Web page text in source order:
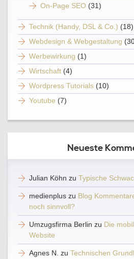
On-Page SEO (31)
Technik (Handy, DSL & Co.) (18)
Webdesign & Webgestaltung
Werbewirkung (1)
Wirtschaft (4)
Wordpress Tutorials (10)
Youtube (7)
Neueste
Julian Köhn zu Typische
medienplus zu Blog
noch sinnvoll?
Umzugsfirma Berlin zu Die
Website
Agnes N. zu Technischen